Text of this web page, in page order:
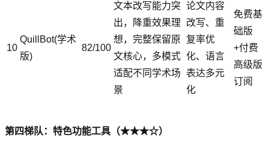
10
QuillBot(学术
版)
82/100
文本改写能力突
出，降重效果理
想，完整保留原
文核心，多模式
适配不同学术场
景
论文内容
改写、重
复率优
化、语言
表达多元
化
免费基
础版
+付费
高级版
订阅
第四梯队：特色功能工具（★★★☆）